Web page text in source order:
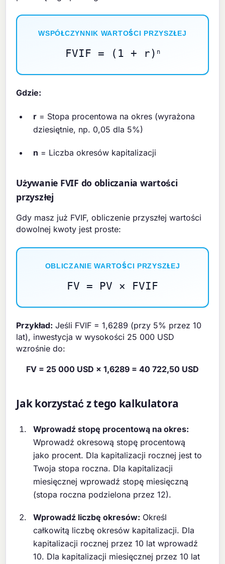
WSPÓŁCZYNNIK WARTOŚCI PRZYSZŁEJ
FVIF = (1 + r) n
Gdzie:
r = Stopa procentowa na okres (wyrażona
dziesiętnie, np. 0,05 dla 5%)
n = Liczba okresów kapitalizacji
Używanie FVIF do obliczania wartości
przyszłej
Gdy masz już FVIF, obliczenie przyszłej wartości
dowolnej kwoty jest proste:
OBLICZANIE WARTOŚCI PRZYSZŁEJ
FV = PV × FVIF
Przykład: Jeśli FVIF = 1,6289 (przy 5% przez 10
lat), inwestycja w wysokości 25 000 USD
wzrośnie do:
FV = 25 000 USD × 1,6289 = 40 722,50 USD
Jak korzystać z tego kalkulatora
Wprowadź stopę procentową na okres:
Wprowadź okresową stopę procentową
jako procent. Dla kapitalizacji rocznej jest to
Twoja stopa roczna. Dla kapitalizacji
miesięcznej wprowadź stopę miesięczną
(stopa roczna podzielona przez 12).
Wprowadź liczbę okresów: Określ
całkowitą liczbę okresów kapitalizacji. Dla
kapitalizacji rocznej przez 10 lat wprowadź
10. Dla kapitalizacji miesięcznej przez 10 lat